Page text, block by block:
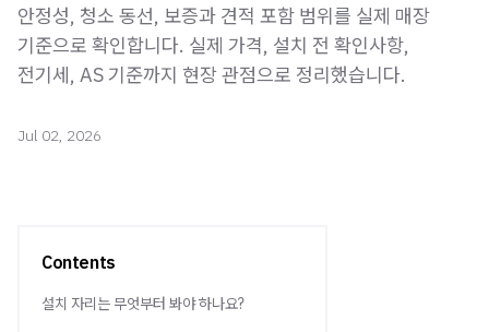
안정성, 청소 동선, 보증과 견적 포함 범위를 실제 매장
기준으로 확인합니다. 실제 가격, 설치 전 확인사항,
전기세, AS 기준까지 현장 관점으로 정리했습니다.
Jul 02, 2026
Contents
설치 자리는 무엇부터 봐야 하나요?